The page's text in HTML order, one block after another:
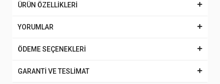
ÜRÜN ÖZELLİKLERİ
YORUMLAR
ÖDEME SEÇENEKLERİ
GARANTİ VE TESLİMAT